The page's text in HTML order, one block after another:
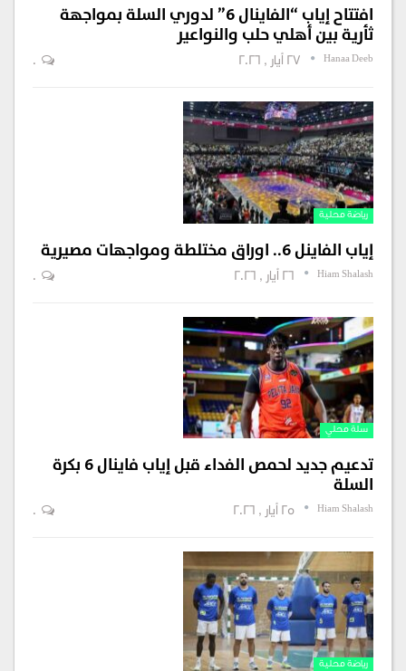
افتتاح إياب “الفاينال 6” لدوري السلة بمواجهة
ثأرية بين أهلي حلب والنواعير
Hanaa Deeb 27 أيار , 2026 0
رياضة محلية
إياب الفاينل 6.. اوراق مختلطة ومواجهات مصيرية
Hiam Shalash 26 أيار , 2026 0
سلة محلي
تدعيم جديد لحمص الفداء قبل إياب فاينال 6 بكرة
السلة
Hiam Shalash 25 أيار , 2026 0
رياضة محلية